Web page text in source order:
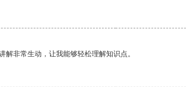
非常生动，让我能够轻松理解知识点。